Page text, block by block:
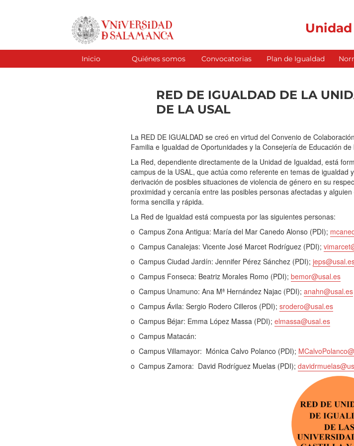
Inicio Quiénes somos Convocatorias Plan de Igualdad
RED DE IGUALDAD DE LA
DE LA USAL
La RED DE IGUALDAD se creó en virtud del Convenio de
Familia e Igualdad de Oportunidades y la Consejería de Educación
La Red, dependiente directamente de la Unidad de Igualdad, está
campus de la USAL, que actúa como referente en temas de
derivación de posibles situaciones de violencia de género en su
proximidad y cercanía entre las posibles personas afectadas y
forma sencilla y rápida.
La Red de Igualdad está compuesta por las siguientes personas:
o Campus Zona Antigua: María del Mar Canedo Alonso (PDI);
o Campus Canalejas: Vicente José Marcet Rodríguez (PDI);
o Campus Ciudad Jardín: Jennifer Pérez Sánchez (PDI);
o Campus Fonseca: Beatriz Morales Romo (PDI);bemor@usal.es
o Campus Unamuno: Ana Mª Hernández Najac (PDI);anahn@usal.es
o Campus Ávila: Sergio Rodero Cilleros (PDI);srodero@usal.es
o Campus Béjar: Emma López Massa (PDI);elmassa@usal.es
o Campus Matacán:
o Campus Villamayor: Mónica Calvo Polanco (PDI);
o Campus Zamora: David Rodríguez Muelas (PDI);